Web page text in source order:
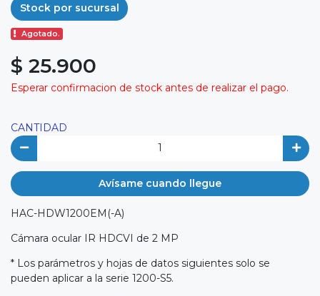
Stock por sucursal
Agotado.
$ 25.900
Esperar confirmacion de stock antes de realizar el pago.
CANTIDAD
Avísame cuando llegue
HAC-HDW1200EM(-A)
Cámara ocular IR HDCVI de 2 MP
* Los parámetros y hojas de datos siguientes solo se
pueden aplicar a la serie 1200-S5.